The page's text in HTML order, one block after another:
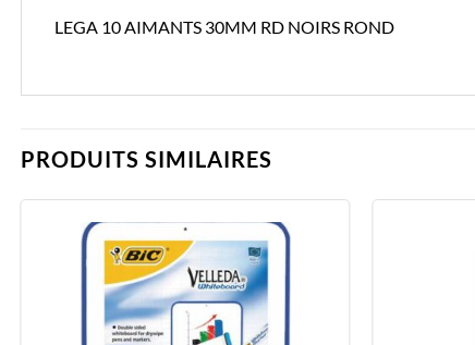
LEGA 10 AIMANTS 30MM RD NOIRS ROND
PRODUITS SIMILAIRES